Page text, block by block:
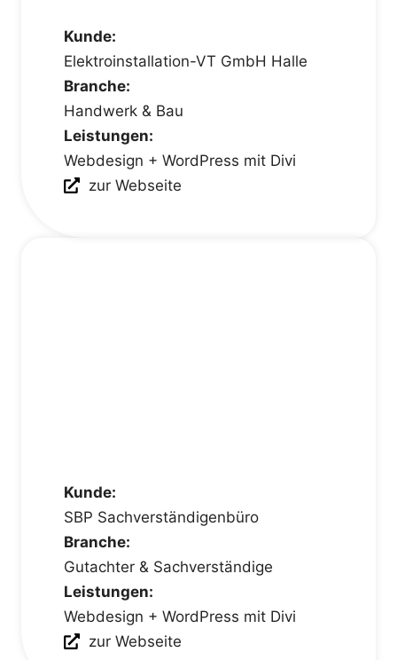
Kunde:
Elektroinstallation-VT GmbH Halle
Branche:
Handwerk & Bau
Leistungen:
Webdesign + WordPress mit Divi
zur Webseite
Kunde:
SBP Sachverständigenbüro
Branche:
Gutachter & Sachverständige
Leistungen:
Webdesign + WordPress mit Divi
zur Webseite